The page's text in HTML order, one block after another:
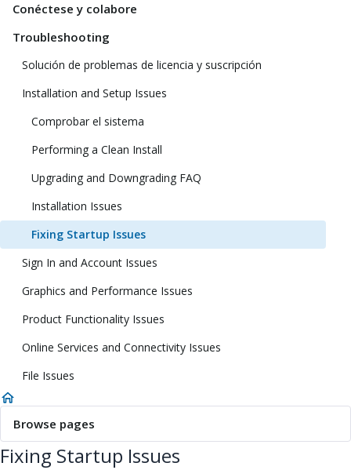
Conéctese y colabore
Troubleshooting
Solución de problemas de licencia y suscripción
Installation and Setup Issues
Comprobar el sistema
Performing a Clean Install
Upgrading and Downgrading FAQ
Installation Issues
Fixing Startup Issues
Sign In and Account Issues
Graphics and Performance Issues
Product Functionality Issues
Online Services and Connectivity Issues
File Issues
Browse pages
Fixing Startup Issues